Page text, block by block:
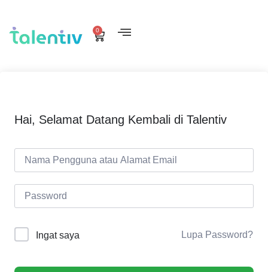
0
Hai, Selamat Datang Kembali di Talentiv
Ingat saya Lupa Password?